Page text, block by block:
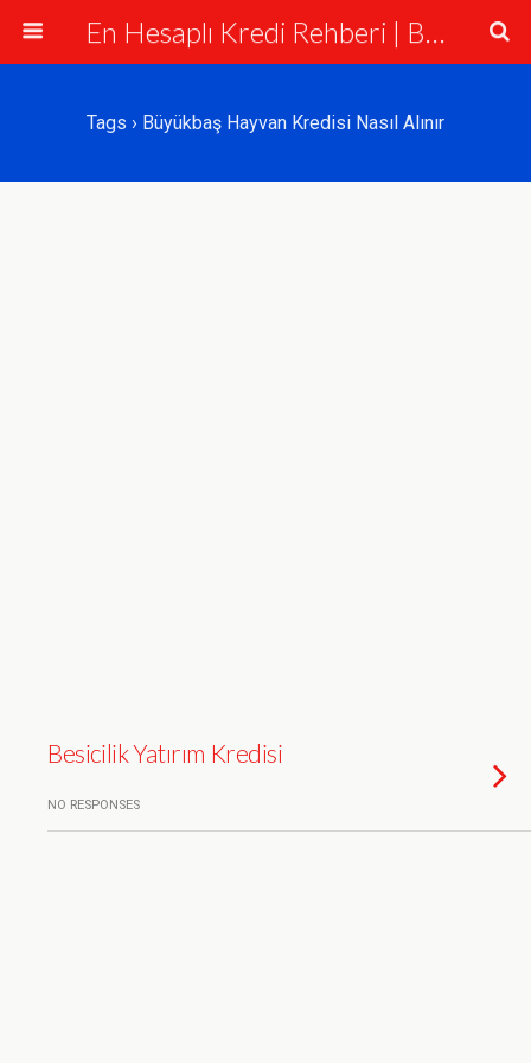
En Hesaplı Kredi Rehberi | Bankalar ve Krediler
Tags › Büyükbaş Hayvan Kredisi Nasıl Alınır
Besicilik Yatırım Kredisi
NO RESPONSES